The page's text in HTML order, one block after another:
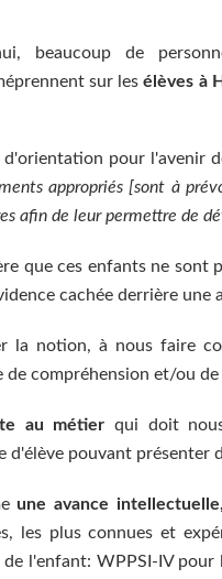
beaucoup de
sur lesélèves à
pour l'avenir
appropriés [sont à
afin de leur permettre de
que ces enfants ne sont
cachée derrière
la notion, à nous faire
compréhension et/ou de
au métier qui doit
pouvant présenter
une avance
les plus connues et
l'enfant: WPPSI-IV pour